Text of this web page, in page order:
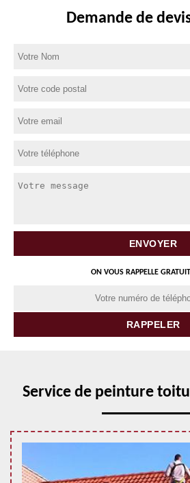
Demande de
ON VOUS RAPPELLE
Service de peinture